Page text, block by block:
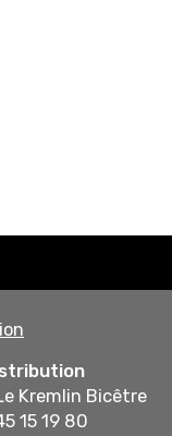
Kremlin Bicêtre
15 19 80